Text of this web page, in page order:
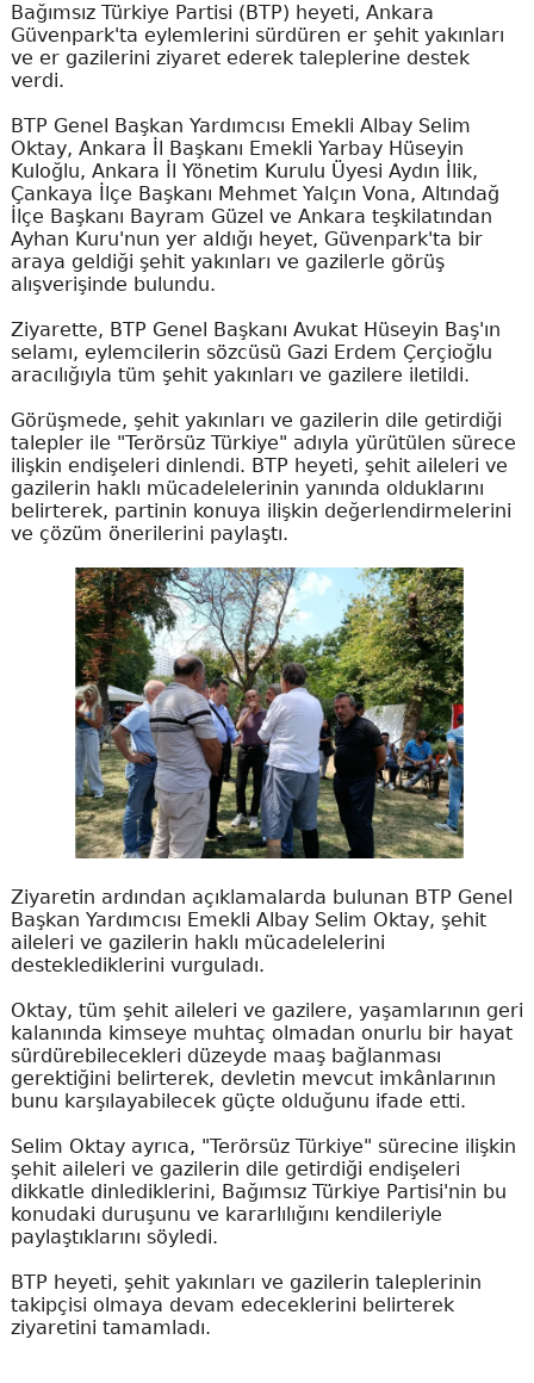
Bağımsız Türkiye Partisi (BTP) heyeti, Ankara
Güvenpark'ta eylemlerini sürdüren er şehit yakınları
ve er gazilerini ziyaret ederek taleplerine destek
verdi.
BTP Genel Başkan Yardımcısı Emekli Albay Selim
Oktay, Ankara İl Başkanı Emekli Yarbay Hüseyin
Kuloğlu, Ankara İl Yönetim Kurulu Üyesi Aydın İlik,
Çankaya İlçe Başkanı Mehmet Yalçın Vona, Altındağ
İlçe Başkanı Bayram Güzel ve Ankara teşkilatından
Ayhan Kuru'nun yer aldığı heyet, Güvenpark'ta bir
araya geldiği şehit yakınları ve gazilerle görüş
alışverişinde bulundu.
Ziyarette, BTP Genel Başkanı Avukat Hüseyin Baş'ın
selamı, eylemcilerin sözcüsü Gazi Erdem Çerçioğlu
aracılığıyla tüm şehit yakınları ve gazilere iletildi.
Görüşmede, şehit yakınları ve gazilerin dile getirdiği
talepler ile "Terörsüz Türkiye" adıyla yürütülen sürece
ilişkin endişeleri dinlendi. BTP heyeti, şehit aileleri ve
gazilerin haklı mücadelelerinin yanında olduklarını
belirterek, partinin konuya ilişkin değerlendirmelerini
ve çözüm önerilerini paylaştı.
Ziyaretin ardından açıklamalarda bulunan BTP Genel
Başkan Yardımcısı Emekli Albay Selim Oktay, şehit
aileleri ve gazilerin haklı mücadelelerini
desteklediklerini vurguladı.
Oktay, tüm şehit aileleri ve gazilere, yaşamlarının geri
kalanında kimseye muhtaç olmadan onurlu bir hayat
sürdürebilecekleri düzeyde maaş bağlanması
gerektiğini belirterek, devletin mevcut imkânlarının
bunu karşılayabilecek güçte olduğunu ifade etti.
Selim Oktay ayrıca, "Terörsüz Türkiye" sürecine ilişkin
şehit aileleri ve gazilerin dile getirdiği endişeleri
dikkatle dinlediklerini, Bağımsız Türkiye Partisi'nin bu
konudaki duruşunu ve kararlılığını kendileriyle
paylaştıklarını söyledi.
BTP heyeti, şehit yakınları ve gazilerin taleplerinin
takipçisi olmaya devam edeceklerini belirterek
ziyaretini tamamladı.